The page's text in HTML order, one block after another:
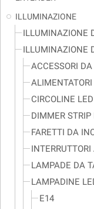
ILLUMINAZIONE
ILLUMINAZIONE
ILLUMINAZIONE
ACCESSORI
ALIMENTATORI
CIRCOLINE LED
DIMMER STRIP
FARETTI DA
LAMPADE DA
LAMPADINE
E14